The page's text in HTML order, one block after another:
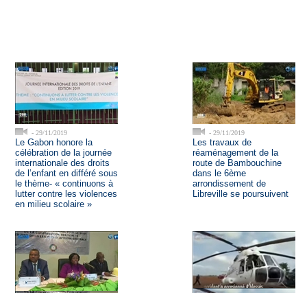
- 29/11/2019
Le Gabon honore la
célébration de la journée
internationale des droits
de l’enfant en différé sous
le thème- « continuons à
lutter contre les violences
en milieu scolaire »
- 29/11/2019
Les travaux de
réaménagement de la
route de Bambouchine
dans le 6ème
arrondissement de
Libreville se poursuivent